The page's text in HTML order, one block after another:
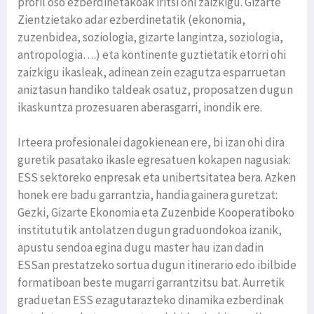
Zientzietako adar ezberdinetatik (ekonomia,
zuzenbidea, soziologia, gizarte langintza, soziologia,
antropologia….) eta kontinente guztietatik etorri ohi
zaizkigu ikasleak, adinean zein ezagutza esparruetan
aniztasun handiko taldeak osatuz, proposatzen dugun
ikaskuntza prozesuaren aberasgarri, inondik ere.
Irteera profesionalei dagokienean ere, bi izan ohi dira
guretik pasatako ikasle egresatuen kokapen nagusiak:
ESS sektoreko enpresak eta unibertsitatea bera. Azken
honek ere badu garrantzia, handia gainera guretzat:
Gezki, Gizarte Ekonomia eta Zuzenbide Kooperatiboko
institututik antolatzen dugun graduondokoa izanik,
apustu sendoa egina dugu master hau izan dadin
ESSan prestatzeko sortua dugun itinerario edo ibilbide
formatiboan beste mugarri garrantzitsu bat. Aurretik
graduetan ESS ezagutarazteko dinamika ezberdinak